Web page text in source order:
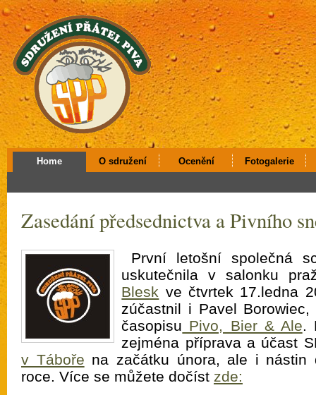
Home O sdružení Ocenění Fotogalerie
Zasedání předsednictva a Pivního
První letošní společná
uskutečnila v salonku
Blesk ve čtvrtek 17.ledna
zúčastnil i Pavel
časopisu Pivo, Bier & Ale.
zejména příprava a účast
v Táboře na začátku února, ale i
roce. Více se můžete dočíst zde: